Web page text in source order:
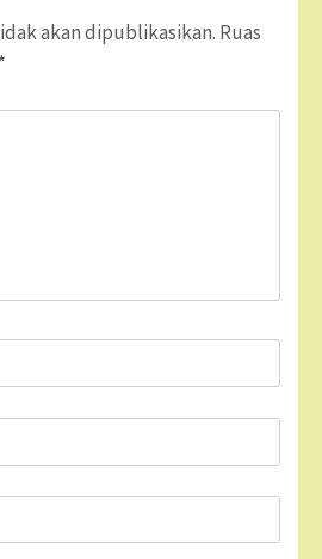
akan dipublikasikan. Ruas
*